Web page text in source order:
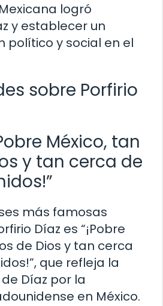
logró
y establecer un
político y social en el
sobre Porfirio
México, tan
y tan cerca de
más famosas
Díaz es “¡Pobre
de Dios y tan cerca
que refleja la
Díaz por la
en México.